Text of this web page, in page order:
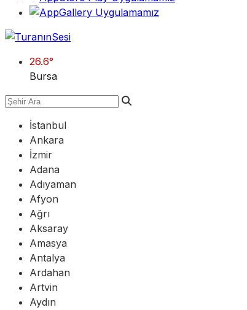
26.6°
Bursa
İstanbul
Ankara
İzmir
Adana
Adıyaman
Afyon
Ağrı
Aksaray
Amasya
Antalya
Ardahan
Artvin
Aydın